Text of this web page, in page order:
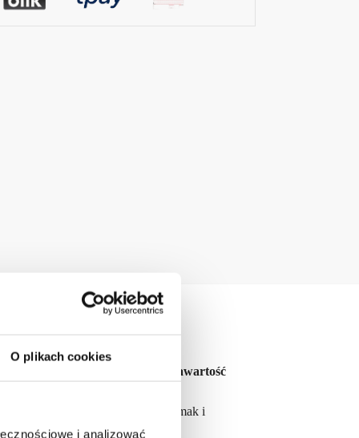
O plikach cookies
i analizować
smak, prosty skład i wysoką zawartość
czemu ma intensywny, głęboki smak i